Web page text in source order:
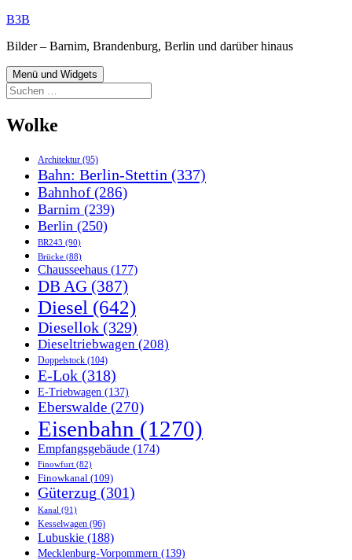
Zum
springen
B3B
Bilder – Barnim, Brandenburg, Berlin und darüber hinaus
Menü und Widgets
Suchen
nach:
Wolke
Architektur (95)
Bahn: Berlin-Stettin (337)
Bahnhof(286)
Barnim (239)
Berlin (250)
BR243 (90)
Brücke (88)
Chausseehaus (177)
DB AG (387)
Diesel (642)
Diesellok (329)
Dieseltriebwagen (208)
Doppelstock (104)
E-Lok (318)
E-Triebwagen (137)
Eberswalde (270)
Eisenbahn (1270)
Empfangsgebäude (174)
Finowfurt (82)
Finowkanal (109)
Güterzug (301)
Kanal (91)
Kesselwagen (96)
Lubuskie (188)
Mecklenburg-Vorpommern (139)